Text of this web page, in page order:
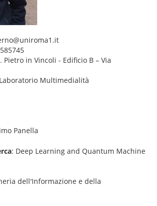
Pietro in Vincoli - Edificio B – Via
Multimedialità
Panella
: Deep Learning and Quantum Machine
dell'Informazione e della